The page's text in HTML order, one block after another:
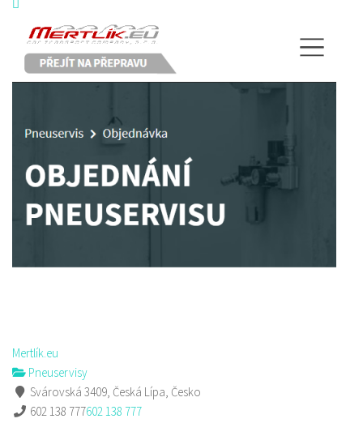
Mertlík.eu
Pneuservisy
Svárovská 3409, Česká Lípa, Česko
602 138 777602 138 777